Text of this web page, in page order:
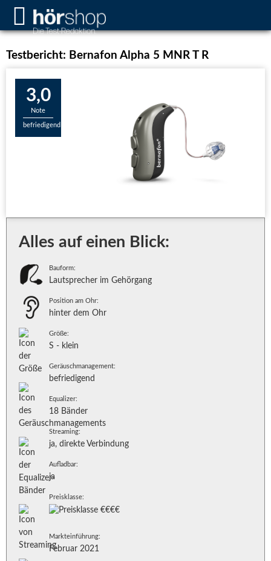
Testbericht: Bernafon Alpha 5 MNR T R
3,0
Note
befriedigend
Alles auf einen Blick:
Bauform:
Lautsprecher im Gehörgang
Position am Ohr:
hinter dem Ohr
Größe:
S - klein
Geräuschmanagement:
befriedigend
Equalizer:
18 Bänder
Streaming:
ja, direkte Verbindung
Aufladbar:
ja
Preisklasse:
Markteinführung:
Februar 2021